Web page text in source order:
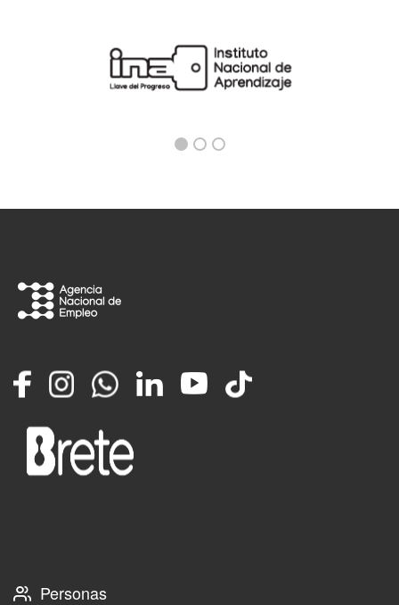
FacebookInstagramWhatsappLinkedInYouTube
TikTok
Personas